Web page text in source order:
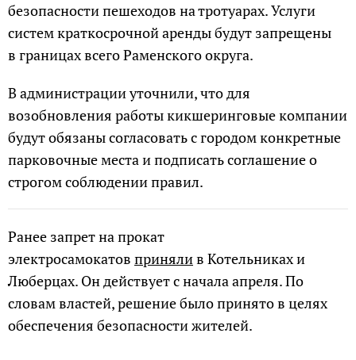
безопасности пешеходов на тротуарах. Услуги
систем краткосрочной аренды будут запрещены
в границах всего Раменского округа.
В администрации уточнили, что для
возобновления работы кикшеринговые компании
будут обязаны согласовать с городом конкретные
парковочные места и подписать соглашение о
строгом соблюдении правил.
Ранее запрет на прокат
электросамокатов принялив Котельниках и
Люберцах. Он действует с начала апреля. По
словам властей, решение было принято в целях
обеспечения безопасности жителей.